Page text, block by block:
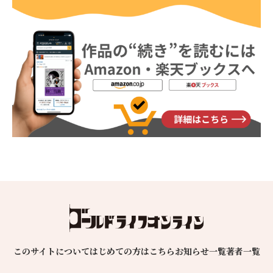
このサイトについてはじめての方はこちらお知らせ一覧著者一覧